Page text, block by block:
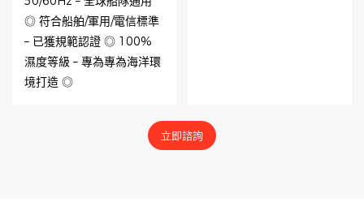
◎ 符合船舶/軍用/電信標準
– 已獲規範認證 ◎ 100%
濕度等級 – 專為專為海洋環
境打造 ◎
立即諮詢